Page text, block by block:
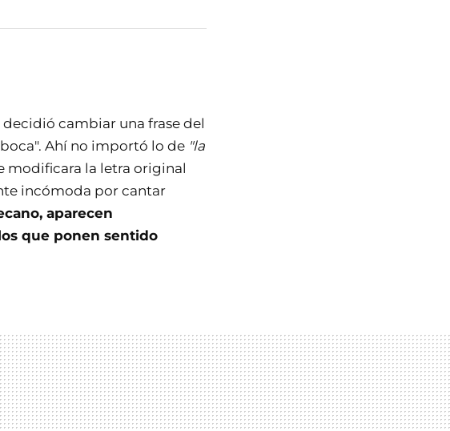
cambiar una frase del
Ahí no importó lo de "la
modificara la letra original
incómoda por cantar
aparecen
que ponen sentido